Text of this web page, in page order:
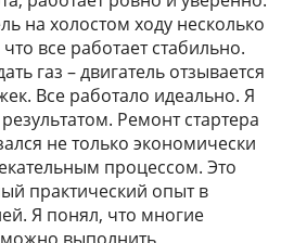
на холостом ходу несколько
все работает стабильно.
газ – двигатель отзывается
Все работало идеально. Я
Ремонт стартера
не только экономически
процессом. Это
практический опыт в
Я понял, что многие